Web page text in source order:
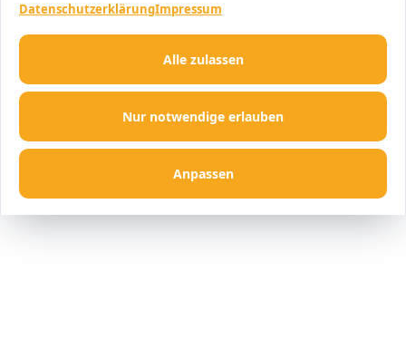
DatenschutzerklärungImpressum
Nur notwendige erlauben
Anpassen
Alle zulassen